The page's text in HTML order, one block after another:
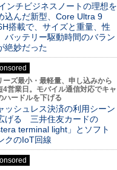
ンチビジネスノートの理想を
込んだ新型、Core Ultra 9
搭載で、サイズと重量、性
バッテリー駆動時間のバラン
絶妙だった
ーズ最小・最軽量、申し込みから
4営業日。モバイル通信対応でキャ
ハードルを下げる
ッシュレス決済の利用シーン
げる 三井住友カードの
terminal light」とソフト
クのIoT回線